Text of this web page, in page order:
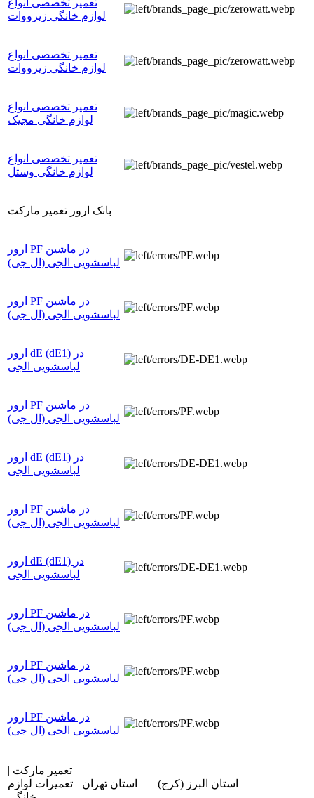
لوازم خانگی زیرووات
تعمیر تخصصی انواع
لوازم خانگی زیرووات
تعمیر تخصصی انواع
لوازم خانگی مجیک
تعمیر تخصصی انواع
لوازم خانگی وستل
بانک ارور تعمیر مارکت
ارور PF در ماشین
لباسشویی الجی (ال جی)
ارور PF در ماشین
لباسشویی الجی (ال جی)
ارور dE (dE1) در
لباسشویی الجی
ارور PF در ماشین
لباسشویی الجی (ال جی)
ارور dE (dE1) در
لباسشویی الجی
ارور PF در ماشین
لباسشویی الجی (ال جی)
ارور dE (dE1) در
لباسشویی الجی
ارور PF در ماشین
لباسشویی الجی (ال جی)
ارور PF در ماشین
لباسشویی الجی (ال جی)
ارور PF در ماشین
لباسشویی الجی (ال جی)
تعمیر مارکت |
تعمیرات لوازم
استان تهران استان البرز (کرج)